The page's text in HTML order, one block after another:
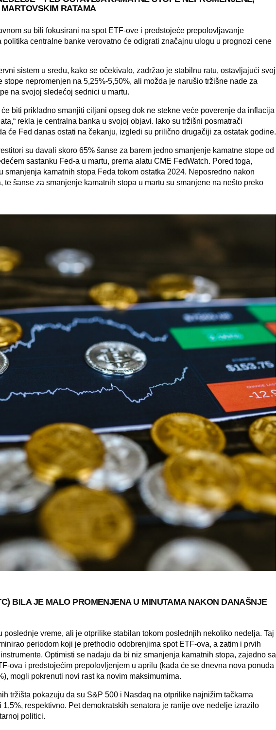
RATAMA
su bili fokusirani na spot ETF-ove i predstojeće prepolovljavanje
politika centralne banke verovatno će odigrati značajnu ulogu u prognozi cene
sistem u sredu, kako se očekivalo, zadržao je stabilnu ratu, ostavljajući svoj
stope nepromenjen na 5,25%-5,50%, ali možda je narušio tržišne nade za
na svojoj sledećoj sednici u martu.
će biti prikladno smanjiti ciljani opseg dok ne stekne veće poverenje da inflacija
rekla je centralna banka u svojoj objavi. Iako su tržišni posmatrači
će Fed danas ostati na čekanju, izgledi su prilično drugačiji za ostatak godine.
su davali skoro 65% šanse za barem jedno smanjenje kamatne stope od
sastanku Fed-a u martu, prema alatu CME FedWatch. Pored toga,
smanjenja kamatnih stopa Feda tokom ostatka 2024. Neposredno nakon
te šanse za smanjenje kamatnih stopa u martu su smanjene na nešto preko
BILA JE MALO PROMENJENA U MINUTAMA NAKON DANAŠNJE
poslednje vreme, ali je otprilike stabilan tokom poslednjih nekoliko nedelja. Taj
periodom koji je prethodio odobrenjima spot ETF-ova, a zatim i prvih
Optimisti se nadaju da bi niz smanjenja kamatnih stopa, zajedno sa
ova i predstojećim prepolovljenjem u aprilu (kada će se dnevna nova ponuda
mogli pokrenuti novi rast ka novim maksimumima.
tržišta pokazuju da su S&P 500 i Nasdaq na otprilike najnižim tačkama
respektivno. Pet demokratskih senatora je ranije ove nedelje izrazilo
politici.